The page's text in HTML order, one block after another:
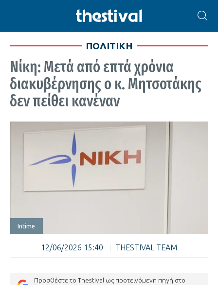
ΠΟΛΙΤΙΚΗ
Νίκη: Μετά από επτά χρόνια
διακυβέρνησης ο κ. Μητσοτάκης
δεν πείθει κανέναν
Intime
12/06/2026 15:40 THESTIVAL TEAM
Προσθέστε το Thestival ως προτεινόμενη πηγή στο